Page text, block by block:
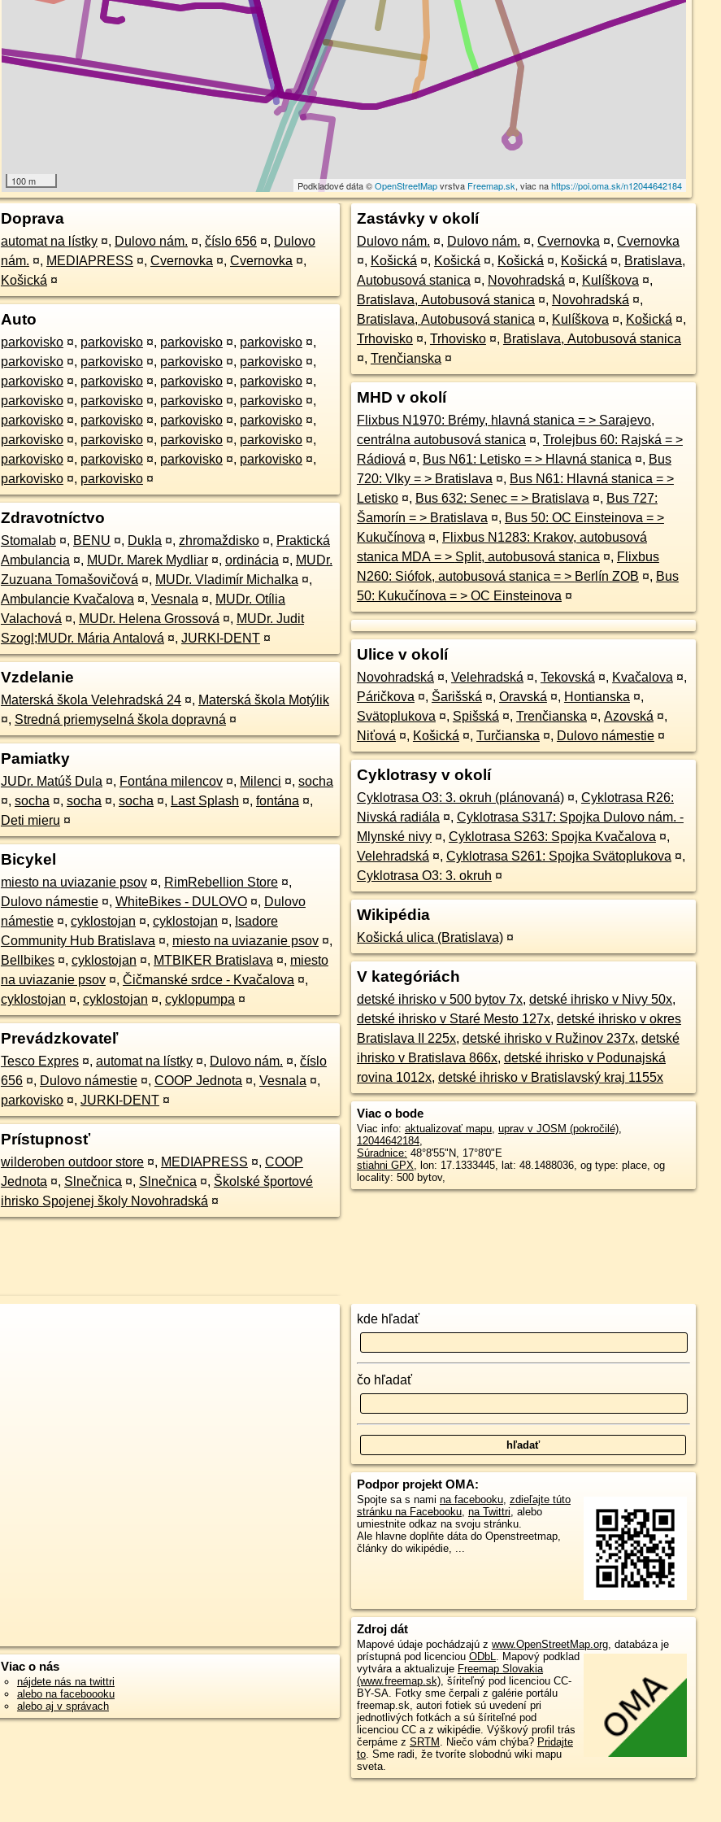
100 m Podkladové dáta ©OpenStreetMapvrstva Freemap.sk, viac nahttps://poi.oma.sk/n12044642184
Doprava
automat na lístky ¤, Dulovo nám. ¤, číslo 656 ¤, Dulovo
nám. ¤, MEDIAPRESS ¤, Cvernovka ¤, Cvernovka ¤,
Košická ¤
Auto
parkovisko ¤, parkovisko ¤, parkovisko ¤, parkovisko ¤,
parkovisko ¤, parkovisko ¤, parkovisko ¤, parkovisko ¤,
parkovisko ¤, parkovisko ¤, parkovisko ¤, parkovisko ¤,
parkovisko ¤, parkovisko ¤, parkovisko ¤, parkovisko ¤,
parkovisko ¤, parkovisko ¤, parkovisko ¤, parkovisko ¤,
parkovisko ¤, parkovisko ¤, parkovisko ¤, parkovisko ¤,
parkovisko ¤, parkovisko ¤, parkovisko ¤, parkovisko ¤,
parkovisko ¤, parkovisko ¤
Zdravotníctvo
Stomalab ¤, BENU ¤, Dukla ¤, zhromaždisko ¤, Praktická
Ambulancia ¤, MUDr. Marek Mydliar ¤, ordinácia ¤, MUDr.
Zuzuana Tomašovičová ¤, MUDr. Vladimír Michalka ¤,
Ambulancie Kvačalova ¤, Vesnala ¤, MUDr. Otília
Valachová ¤, MUDr. Helena Grossová ¤, MUDr. Judit
Szogl;MUDr. Mária Antalová ¤, JURKI-DENT ¤
Vzdelanie
Materská škola Velehradská 24 ¤, Materská škola Motýlik
¤, Stredná priemyselná škola dopravná ¤
Pamiatky
JUDr. Matúš Dula ¤, Fontána milencov ¤, Milenci ¤, socha
¤, socha ¤, socha ¤, socha ¤, Last Splash ¤, fontána ¤,
Deti mieru ¤
Bicykel
miesto na uviazanie psov ¤, RimRebellion Store ¤,
Dulovo námestie ¤, WhiteBikes - DULOVO ¤, Dulovo
námestie ¤, cyklostojan ¤, cyklostojan ¤, Isadore
Community Hub Bratislava ¤, miesto na uviazanie psov ¤,
Bellbikes ¤, cyklostojan ¤, MTBIKER Bratislava ¤, miesto
na uviazanie psov ¤, Čičmanské srdce - Kvačalova ¤,
cyklostojan ¤, cyklostojan ¤, cyklopumpa ¤
Prevádzkovateľ
Tesco Expres ¤, automat na lístky ¤, Dulovo nám. ¤, číslo
656 ¤, Dulovo námestie ¤, COOP Jednota ¤, Vesnala ¤,
parkovisko ¤, JURKI-DENT ¤
Prístupnosť
wilderoben outdoor store ¤, MEDIAPRESS ¤, COOP
Jednota ¤, Slnečnica ¤, Slnečnica ¤, Školské športové
ihrisko Spojenej školy Novohradská ¤
Zastávky v okolí
Dulovo nám. ¤, Dulovo nám. ¤, Cvernovka ¤, Cvernovka
¤, Košická ¤, Košická ¤, Košická ¤, Košická ¤, Bratislava,
Autobusová stanica ¤, Novohradská ¤, Kulíškova ¤,
Bratislava, Autobusová stanica ¤, Novohradská ¤,
Bratislava, Autobusová stanica ¤, Kulíškova ¤, Košická ¤,
Trhovisko ¤, Trhovisko ¤, Bratislava, Autobusová stanica
¤, Trenčianska ¤
MHD v okolí
Flixbus N1970: Brémy, hlavná stanica = > Sarajevo,
centrálna autobusová stanica ¤, Trolejbus 60: Rajská = >
Rádiová ¤, Bus N61: Letisko = > Hlavná stanica ¤, Bus
720: Vlky = > Bratislava ¤, Bus N61: Hlavná stanica = >
Letisko ¤, Bus 632: Senec = > Bratislava ¤, Bus 727:
Šamorín = > Bratislava ¤, Bus 50: OC Einsteinova = >
Kukučínova ¤, Flixbus N1283: Krakov, autobusová
stanica MDA = > Split, autobusová stanica ¤, Flixbus
N260: Siófok, autobusová stanica = > Berlín ZOB ¤, Bus
50: Kukučínova = > OC Einsteinova ¤
Ulice v okolí
Novohradská ¤, Velehradská ¤, Tekovská ¤, Kvačalova ¤,
Páričkova ¤, Šarišská ¤, Oravská ¤, Hontianska ¤,
Svätoplukova ¤, Spišská ¤, Trenčianska ¤, Azovská ¤,
Niťová ¤, Košická ¤, Turčianska ¤, Dulovo námestie ¤
Cyklotrasy v okolí
Cyklotrasa O3: 3. okruh (plánovaná) ¤, Cyklotrasa R26:
Nivská radiála ¤, Cyklotrasa S317: Spojka Dulovo nám. -
Mlynské nivy ¤, Cyklotrasa S263: Spojka Kvačalova ¤,
Velehradská ¤, Cyklotrasa S261: Spojka Svätoplukova ¤,
Cyklotrasa O3: 3. okruh ¤
Wikipédia
Košická ulica (Bratislava) ¤
V kategóriách
detské ihrisko v 500 bytov 7x, detské ihrisko v Nivy 50x,
detské ihrisko v Staré Mesto 127x, detské ihrisko v okres
Bratislava II 225x, detské ihrisko v Ružinov 237x, detské
ihrisko v Bratislava 866x, detské ihrisko v Podunajská
rovina 1012x, detské ihrisko v Bratislavský kraj 1155x
Viac o bode
Viac info: aktualizovať mapu, uprav v JOSM (pokročilé),
12044642184,
Súradnice: 48°8'55"N, 17°8'0"E
stiahni GPX, lon: 17.1333445, lat: 48.1488036, og type: place, og
locality: 500 bytov,
Viac o nás
nájdete nás na twittri
alebo na faceboooku
alebo aj v správach
kde hľadať
čo hľadať
Podpor projekt OMA:
Spojte sa s nami na facebooku, zdieľajte túto
stránku na Facebooku, na Twittri, alebo
umiestnite odkaz na svoju stránku.
Ale hlavne doplňte dáta do Openstreetmap,
články do wikipédie, ...
Zdroj dát
Mapové údaje pochádzajú z www.OpenStreetMap.org, databáza je
prístupná pod licenciou ODbL. Mapový podklad
vytvára a aktualizuje Freemap Slovakia
(www.freemap.sk), šíriteľný pod licenciou CC-
BY-SA. Fotky sme čerpali z galérie portálu
freemap.sk, autori fotiek sú uvedení pri
jednotlivých fotkách a sú šíriteľné pod
licenciou CC a z wikipédie. Výškový profil trás
čerpáme z SRTM . Niečo vám chýba? Pridajte
to. Sme radi, že tvoríte slobodnú wiki mapu
sveta.